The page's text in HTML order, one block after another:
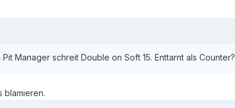
Manager schreit Double on Soft 15. Enttarnt als Counter?
blamieren.